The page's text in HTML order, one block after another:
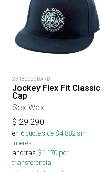
23182026BARB
Jockey Flex Fit Classic
Cap
Sex Wax
$ 29.290
en 6cuotas de $4.882sin
interés
ahorras $1.170 por
transferencia.